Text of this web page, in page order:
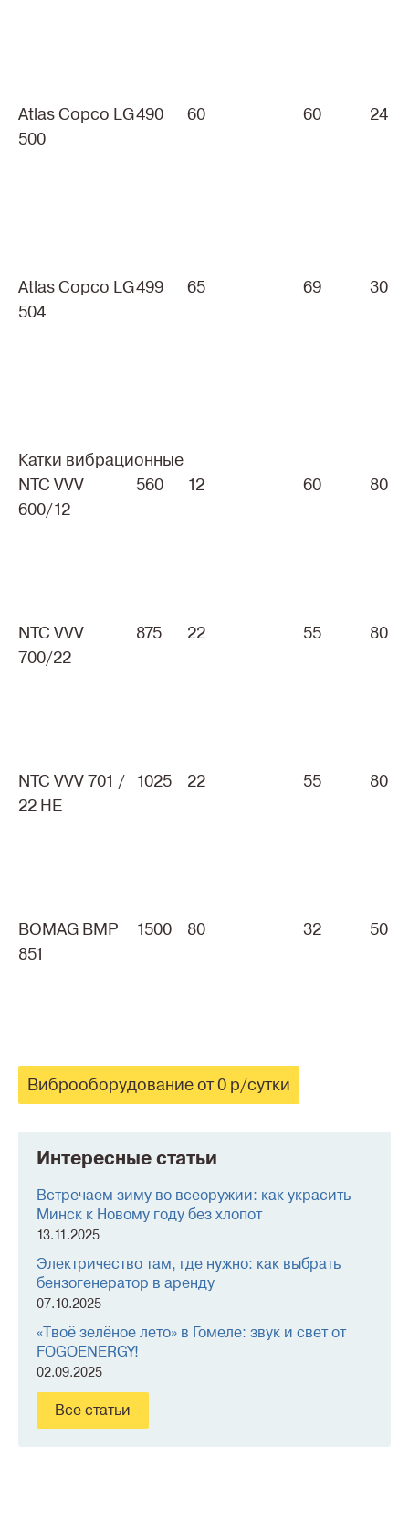
Atlas Copco LG
500
490 60 60 24
Atlas Copco LG
504
499 65 69 30
Катки вибрационные
NTC VVV
600/12
560 12 60 80
NTC VVV
700/22
875 22 55 80
NTC VVV 701 /
22 HE
1025 22 55 80
BOMAG BMP
851
1500 80 32 50
Виброоборудование от 0 р/сутки
Интересные статьи
Встречаем зиму во всеоружии: как украсить
Минск к Новому году без хлопот
13.11.2025
Электричество там, где нужно: как выбрать
бензогенератор в аренду
07.10.2025
«Твоё зелёное лето» в Гомеле: звук и свет от
FOGOENERGY!
02.09.2025
Все статьи